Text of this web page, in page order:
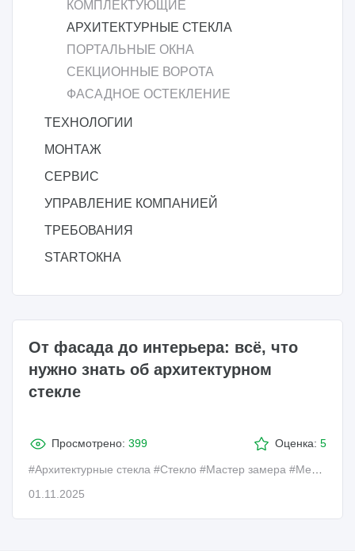
КОМПЛЕКТУЮЩИЕ
АРХИТЕКТУРНЫЕ СТЕКЛА
ПОРТАЛЬНЫЕ ОКНА
СЕКЦИОННЫЕ ВОРОТА
ФАСАДНОЕ ОСТЕКЛЕНИЕ
ТЕХНОЛОГИИ
МОНТАЖ
СЕРВИС
УПРАВЛЕНИЕ КОМПАНИЕЙ
ТРЕБОВАНИЯ
STARTОКНА
От фасада до интерьера: всё, что
нужно знать об архитектурном
стекле
Просмотрено: 399 Оценка: 5
#Архитектурные стекла #Стекло #Мастер замера #Менеджер по продажам
01.11.2025